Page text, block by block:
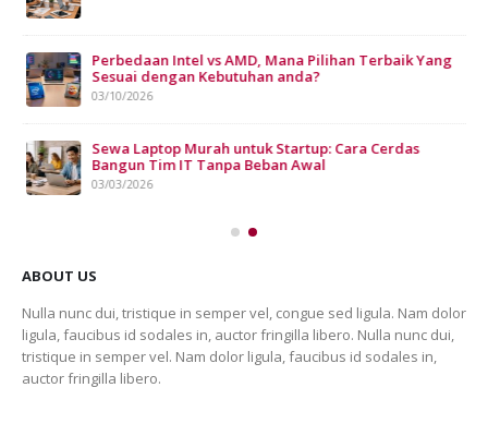
Perbedaan Intel vs AMD, Mana Pilihan Terbaik Yang
Sesuai dengan Kebutuhan anda?
Sewa Laptop Murah untuk Startup: Cara Cerdas
Bangun Tim IT Tanpa Beban Awal
ABOUT US
Nulla nunc dui, tristique in semper vel, congue sed ligula. Nam dolor
ligula, faucibus id sodales in, auctor fringilla libero. Nulla nunc dui,
tristique in semper vel. Nam dolor ligula, faucibus id sodales in,
auctor fringilla libero.